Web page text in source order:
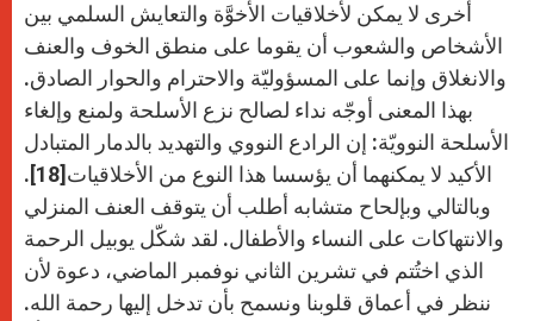
أخرى لا يمكن لأخلاقيات الأخوَّة والتعايش السلمي بين
الأشخاص والشعوب أن يقوما على منطق الخوف والعنف
والانغلاق وإنما على المسؤوليّة والاحترام والحوار الصادق.
بهذا المعنى أوجّه نداء لصالح نزع الأسلحة ولمنع وإلغاء
الأسلحة النوويّة: إن الرادع النووي والتهديد بالدمار المتبادل
الأكيد لا يمكنهما أن يؤسسا هذا النوع من الأخلاقيات[18].
وبالتالي وبإلحاح متشابه أطلب أن يتوقف العنف المنزلي
والانتهاكات على النساء والأطفال. لقد شكّل يوبيل الرحمة
الذي اختُتم في تشرين الثاني نوفمبر الماضي، دعوة لأن
ننظر في أعماق قلوبنا ونسمح بأن تدخل إليها رحمة الله.